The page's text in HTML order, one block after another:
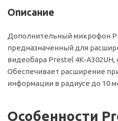
Описание
Дополнительный микрофон
предназначенный для
видеобара Prestel 4K-
Обеспечивает расширение
информации в радиусе до 10
Особенности